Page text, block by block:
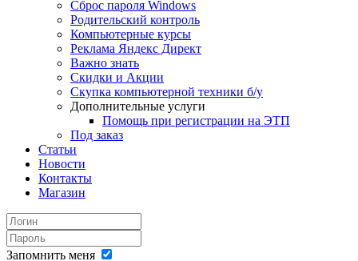
Сброс пароля Windows
Родительский контроль
Компьютерные курсы
Реклама Яндекс Директ
Важно знать
Скидки и Акции
Скупка компьютерной техники б/у
Дополнительные услуги
Помощь при регистрации на ЭТП
Под заказ
Статьи
Новости
Контакты
Магазин
Запомнить меня